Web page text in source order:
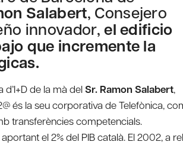
Salabert, Consejero
innovador,el edificio
que incremente la
de la mà delSr. Ramon Salabert,
és la seu corporativa de Telefònica,
transferències competencials.
el 2% del PIB català. El 2002, a rel